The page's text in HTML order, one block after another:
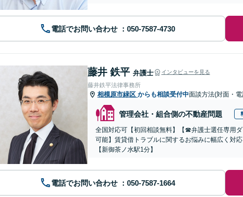
電話でお問い合わせ
藤井 鉄平 弁護士 インタビューを見る
藤井鉄平法律事務所
相模原市緑区 からも相談受付中面談方法(対面・
管理会社・組合側の不動産問題
全国対応可【初回相談無料】【☎︎弁護士選任専用
可能】賃貸借トラブルに関するお悩みに幅広く対
【新御茶ノ水駅1分】
電話でお問い合わせ